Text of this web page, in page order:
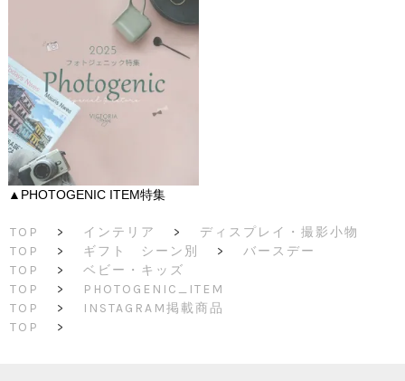
▲PHOTOGENIC ITEM特集
TOP > インテリア >
ディスプレイ・撮影小物
TOP
> ギフト シーン別 >
バースデー
TOP
>
ベビー・キッズ
TOP
>
PHOTOGENIC_ITEM
TOP
>
INSTAGRAM掲載商品
TOP
>